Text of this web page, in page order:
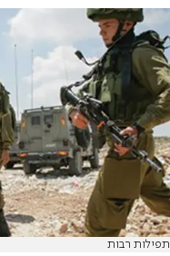
תפילות רבות